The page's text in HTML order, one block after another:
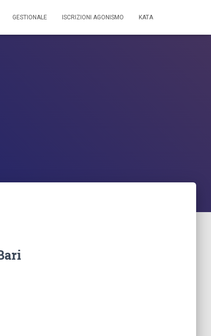
GESTIONALE ISCRIZIONI AGONISMO KATA